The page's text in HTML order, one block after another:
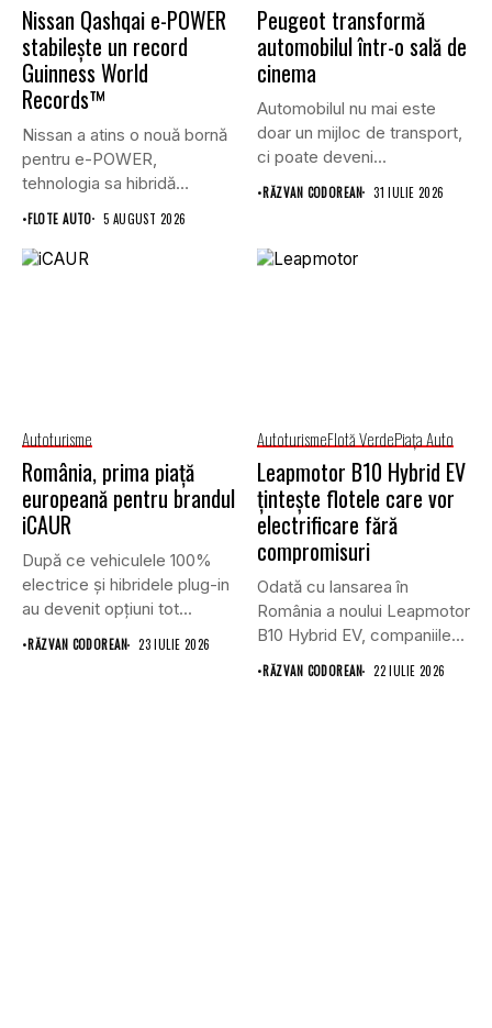
Nissan Qashqai e-POWER
stabilește un record
Guinness World
Records™
Nissan a atins o nouă bornă
pentru e-POWER,
tehnologia sa hibridă
•FLOTE AUTO 5 AUGUST 2026
Peugeot transformă
automobilul într-o sală de
cinema
Automobilul nu mai este
doar un mijloc de transport,
ci poate deveni...
•RĂZVAN CODOREAN 31 IULIE 2026
Autoturisme
România, prima piață
europeană pentru brandul
iCAUR
După ce vehiculele 100%
electrice și hibridele plug-in
au devenit opțiuni tot...
•RĂZVAN CODOREAN 23 IULIE 2026
AutoturismeFlotă VerdePiaţa Auto
Leapmotor B10 Hybrid EV
țintește flotele care vor
electrificare fără
compromisuri
Odată cu lansarea în
România a noului Leapmotor
B10 Hybrid EV, companiile...
•RĂZVAN CODOREAN 22 IULIE 2026